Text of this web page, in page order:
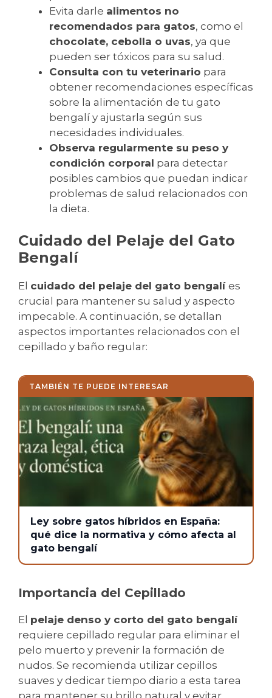
Evita darle alimentos no
recomendados para gatos, como el
chocolate, cebolla o uvas, ya que
pueden ser tóxicos para su salud.
Consulta con tu veterinario para
obtener recomendaciones específicas
sobre la alimentación de tu gato
bengalí y ajustarla según sus
necesidades individuales.
Observa regularmente su peso y
condición corporal para detectar
posibles cambios que puedan indicar
problemas de salud relacionados con
la dieta.
Cuidado del Pelaje del Gato
Bengalí
El cuidado del pelaje del gato bengalí es
crucial para mantener su salud y aspecto
impecable. A continuación, se detallan
aspectos importantes relacionados con el
cepillado y baño regular:
TAMBIÉN TE PUEDE INTERESAR
Ley sobre gatos híbridos en España:
qué dice la normativa y cómo afecta al
gato bengalí
Importancia del Cepillado
El pelaje denso y corto del gato bengalí
requiere cepillado regular para eliminar el
pelo muerto y prevenir la formación de
nudos. Se recomienda utilizar cepillos
suaves y dedicar tiempo diario a esta tarea
para mantener su brillo natural y evitar